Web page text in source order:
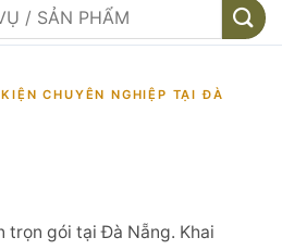
CHUYÊN NGHIỆP TẠI ĐÀ
trọn gói tại Đà Nẵng. Khai